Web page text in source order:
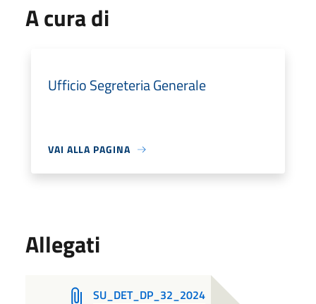
A cura di
Ufficio Segreteria Generale
VAI ALLA PAGINA
Allegati
SU_DET_DP_32_2024